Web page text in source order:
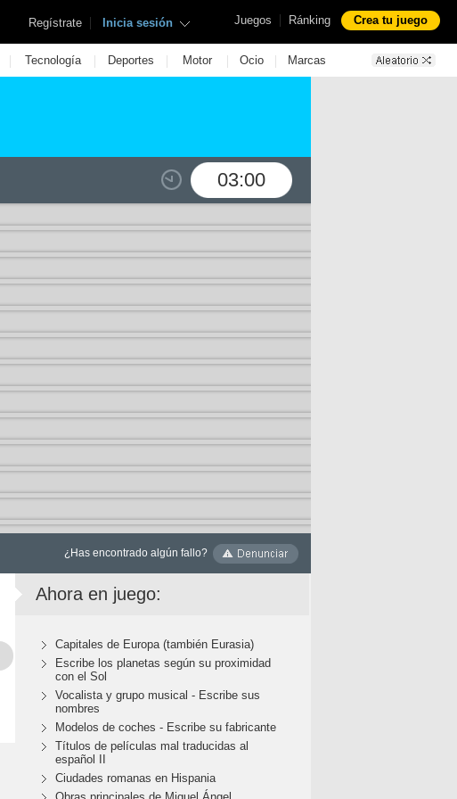
Juegos | Ránking Crea tu juego
Regístrate | Inicia sesión
| Tecnología | Deportes | Motor | Ocio | Marcas
03:00
¿Has encontrado algún fallo?
Ahora en juego:
Capitales de Europa (también Eurasia)
Escribe los planetas según su proximidad
con el Sol
Vocalista y grupo musical - Escribe sus
nombres
Modelos de coches - Escribe su fabricante
Títulos de películas mal traducidas al
español II
Ciudades romanas en Hispania